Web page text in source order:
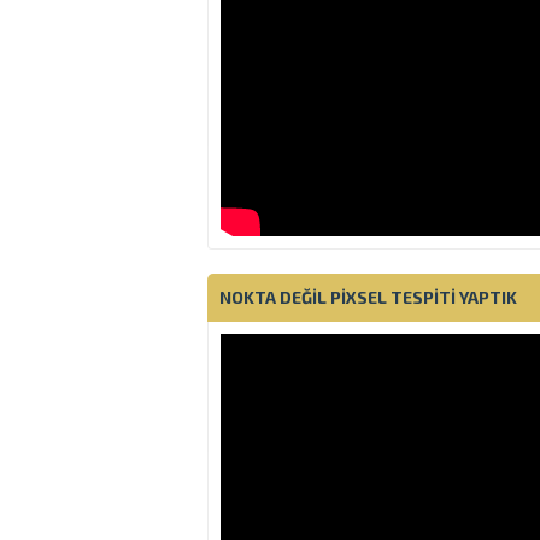
NOKTA DEĞIL PIXSEL TESPITI YAPTIK